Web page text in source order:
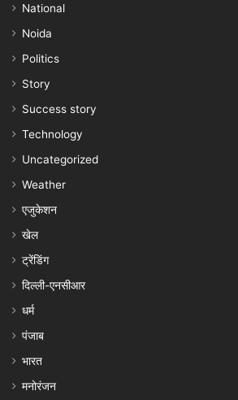
National
Noida
Politics
Story
Success story
Technology
Uncategorized
Weather
एजुकेशन
खेल
ट्रेंडिंग
दिल्ली-एनसीआर
धर्म
पंजाब
भारत
मनोरंजन